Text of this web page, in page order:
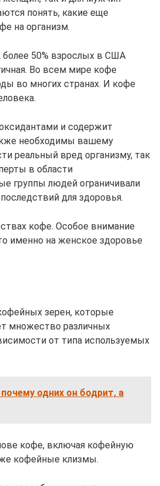
понять, какие еще
на организм.
50% взрослых в США
Во всем мире кофе
во многих странах. И кофе
и содержит
необходимы вашему
реальный вред организму, так
в области
группы людей ограничивали
для здоровья.
кофе. Особое внимание
именно на женское здоровье
зерен, которые
множество различных
от типа используемых
одних он бодрит, а
кофе, включая кофейную
кофейные клизмы.